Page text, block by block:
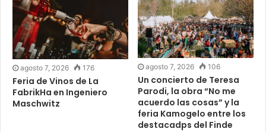
agosto 7, 2026 176
Feria de Vinos de La
FabrikHa en Ingeniero
Maschwitz
agosto 7, 2026 106
Un concierto de Teresa
Parodi, la obra “No me
acuerdo las cosas” y la
feria Kamogelo entre los
destacadps del Finde